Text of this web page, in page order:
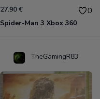
27.90 € 0
Spider-Man 3 Xbox 360
TheGamingR83